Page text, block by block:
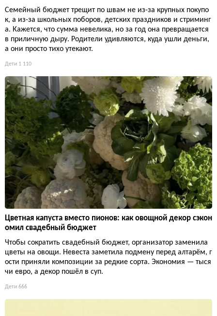
Семейный бюджет трещит по швам не из-за крупных покупо
к, а из-за школьных поборов, детских праздников и стриминг
а. Кажется, что сумма невелика, но за год она превращается
в приличную дыру. Родители удивляются, куда ушли деньги,
а они просто тихо утекают.
Дети 1 110
Цветная капуста вместо пионов: как овощной декор сэкон
омил свадебный бюджет
Чтобы сократить свадебный бюджет, организатор заменила
цветы на овощи. Невеста заметила подмену перед алтарём, г
ости приняли композиции за редкие сорта. Экономия — тыся
чи евро, а декор пошёл в суп.
Дети 666